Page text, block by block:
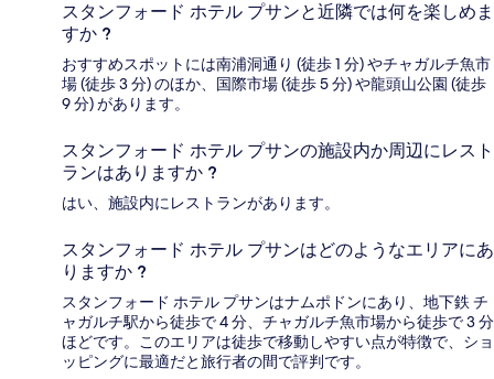
スタンフォード ホテル プサンと近隣では何を楽しめま
すか ?
おすすめスポットには南浦洞通り (徒歩 1 分) やチャガルチ魚市
場 (徒歩 3 分) のほか、国際市場 (徒歩 5 分) や龍頭山公園 (徒歩
9 分) があります。
スタンフォード ホテル プサンの施設内か周辺にレスト
ランはありますか ?
はい、施設内にレストランがあります。
スタンフォード ホテル プサンはどのようなエリアにあ
りますか ?
スタンフォード ホテル プサンはナムポドンにあり、地下鉄 チ
ャガルチ駅から徒歩で 4 分、チャガルチ魚市場から徒歩で 3 分
ほどです。このエリアは徒歩で移動しやすい点が特徴で、ショ
ッピングに最適だと旅行者の間で評判です。